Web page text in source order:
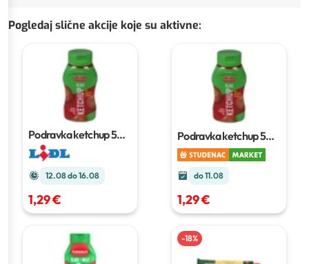
Pogledaj slične akcije koje su aktivne:
Podravka ketchup500
g
12.08 do 16.08
1,29 €
Podravka ketchup500
g
do 11.08
1,29 €
-18%